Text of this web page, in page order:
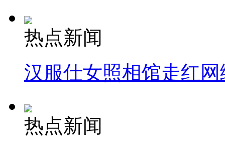
热点新闻
汉服仕女照相馆走红网
热点新闻